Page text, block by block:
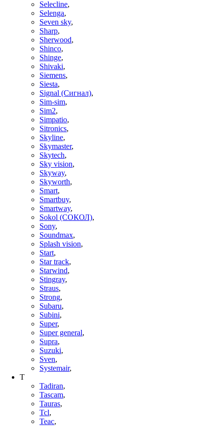
Selecline,
Selenga,
Seven sky,
Sharp,
Sherwood,
Shinco,
Shinge,
Shivaki,
Siemens,
Siesta,
Signal (Сигнал),
Sim-sim,
Sim2,
Simpatio,
Sitronics,
Skyline,
Skymaster,
Skytech,
Sky vision,
Skyway,
Skyworth,
Smart,
Smartbuy,
Smartway,
Sokol (СОКОЛ),
Sony,
Soundmax,
Splash vision,
Start,
Star track,
Starwind,
Stingray,
Straus,
Strong,
Subaru,
Subini,
Super,
Super general,
Supra,
Suzuki,
Sven,
Systemair,
T
Tadiran,
Tascam,
Tauras,
Tcl,
Teac,